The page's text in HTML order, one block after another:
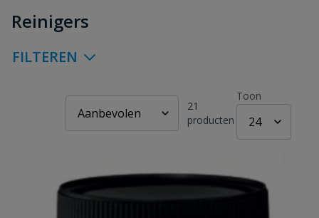
Reinigers
FILTEREN
21
producten
Toon